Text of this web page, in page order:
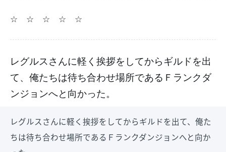
☆ ☆ ☆ ☆ ☆
レグルスさんに軽く挨拶をしてからギルドを出
て、俺たちは待ち合わせ場所であるＦランクダ
ンジョンへと向かった。
レグルスさんに軽く挨拶をしてからギルドを出て、俺た
ちは待ち合わせ場所であるＦランクダンジョンへと向か